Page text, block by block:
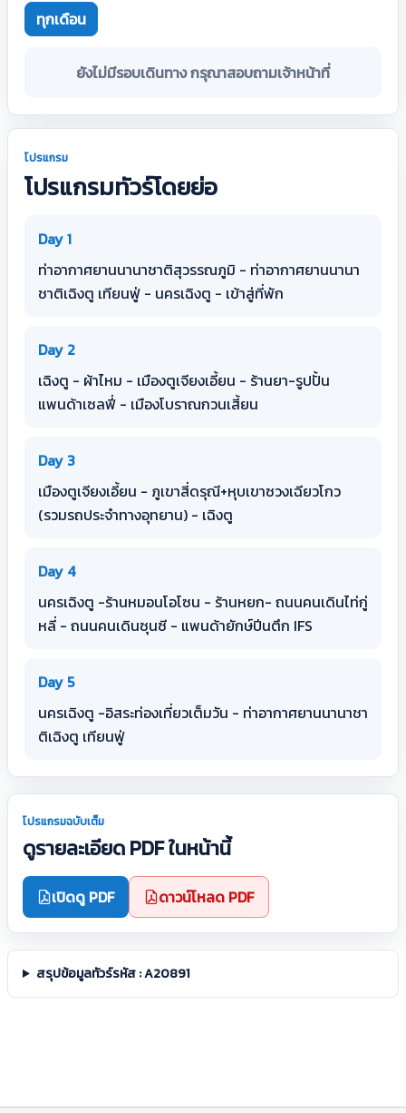
ทุกเดือน
ยังไม่มีรอบเดินทาง กรุณาสอบถามเจ้าหน้าที่
โปรแกรม
โปรแกรมทัวร์โดยย่อ
Day 1
ท่าอากาศยานนานาชาติสุวรรณภูมิ - ท่าอากาศยานนานา
ชาติเฉิงตู เทียนฟู่ - นครเฉิงตู - เข้าสู่ที่พัก
Day 2
เฉิงตู - ผ้าไหม - เมืองตูเจียงเอี้ยน - ร้านยา-รูปปั้น
แพนด้าเซลฟี่ - เมืองโบราณกวนเสี้ยน
Day 3
เมืองตูเจียงเอี้ยน - ภูเขาสี่ดรุณี+หุบเขาซวงเฉียวโกว
(รวมรถประจำทางอุทยาน) - เฉิงตู
Day 4
นครเฉิงตู -ร้านหมอนโอโซน - ร้านหยก- ถนนคนเดินไท่กู่
หลี่ - ถนนคนเดินซุนซี - แพนด้ายักษ์ปีนตึก IFS
Day 5
นครเฉิงตู -อิสระท่องเที่ยวเต็มวัน - ท่าอากาศยานนานาชา
ติเฉิงตู เทียนฟู่
โปรแกรมฉบับเต็ม
ดูรายละเอียด PDF ในหน้านี้
เปิดดู PDF ดาวน์โหลด PDF
สรุปข้อมูลทัวร์รหัส : A20891